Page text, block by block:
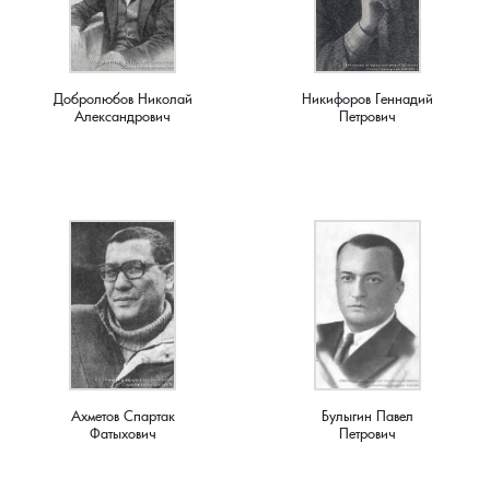
Добролюбов Николай
Александрович
Никифоров Геннадий
Петрович
Ахметов Спартак
Фатыхович
Булыгин Павел
Петрович
Лубенкино, деревня
Лубенцы, деревня
Макариха, деревня
Малое Урсово болото, посёлок
Марьинка, деревня
Машки, деревня
Микшино, деревня